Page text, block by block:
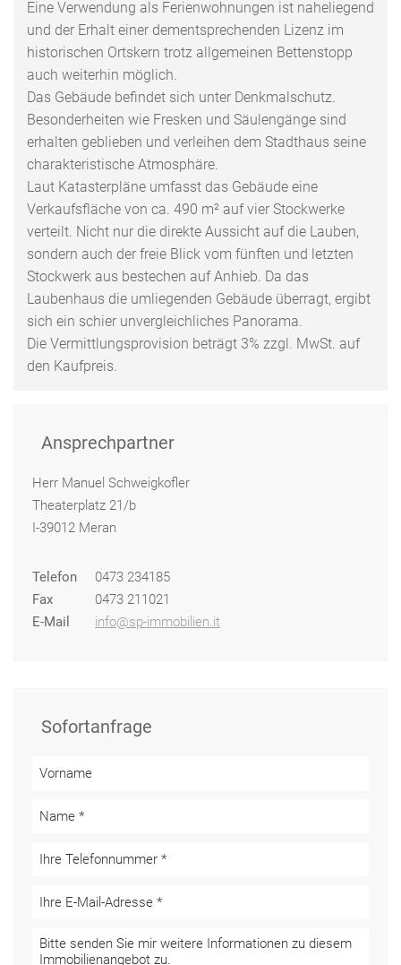
Eine Verwendung als Ferienwohnungen ist naheliegend
und der Erhalt einer dementsprechenden Lizenz im
historischen Ortskern trotz allgemeinen Bettenstopp
auch weiterhin möglich.
Das Gebäude befindet sich unter Denkmalschutz.
Besonderheiten wie Fresken und Säulengänge sind
erhalten geblieben und verleihen dem Stadthaus seine
charakteristische Atmosphäre.
Laut Katasterpläne umfasst das Gebäude eine
Verkaufsfläche von ca. 490 m² auf vier Stockwerke
verteilt. Nicht nur die direkte Aussicht auf die Lauben,
sondern auch der freie Blick vom fünften und letzten
Stockwerk aus bestechen auf Anhieb. Da das
Laubenhaus die umliegenden Gebäude überragt, ergibt
sich ein schier unvergleichliches Panorama.
Die Vermittlungsprovision beträgt 3% zzgl. MwSt. auf
den Kaufpreis.
Ansprechpartner
Herr Manuel Schweigkofler
Theaterplatz 21/b
I-39012 Meran
Telefon
0473 234185
Fax
0473 211021
E-Mail
info@sp-immobilien.it
Sofortanfrage